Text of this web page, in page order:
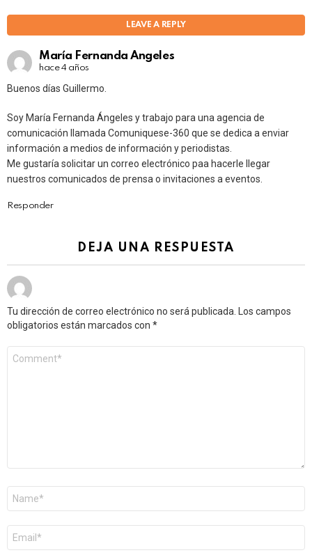
LEAVE A REPLY
María Fernanda Angeles
hace 4 años
Buenos días Guillermo.
Soy María Fernanda Ángeles y trabajo para una agencia de
comunicación llamada Comuniquese-360 que se dedica a enviar
información a medios de información y periodistas.
Me gustaría solicitar un correo electrónico paa hacerle llegar
nuestros comunicados de prensa o invitaciones a eventos.
Responder
DEJA UNA RESPUESTA
Tu dirección de correo electrónico no será publicada.
Los campos
obligatorios están marcados con *
m
b
r